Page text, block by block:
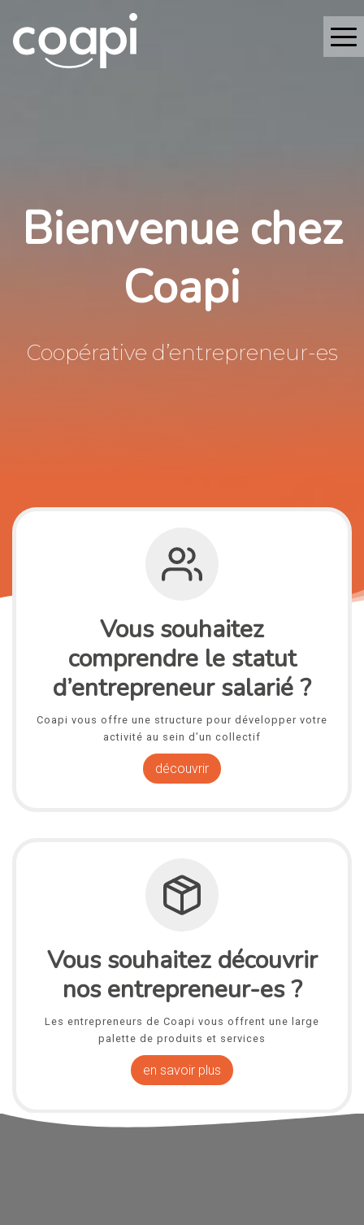
Bienvenue chez
Coapi
Coopérative d’entrepreneur-es
Vous souhaitez
comprendre le statut
d’entrepreneur salarié ?
Coapi vous offre une structure pour développer votre
activité au sein d’un collectif
découvrir
Vous souhaitez découvrir
nos entrepreneur-es ?
Les entrepreneurs de Coapi vous offrent une large
palette de produits et services
en savoir plus